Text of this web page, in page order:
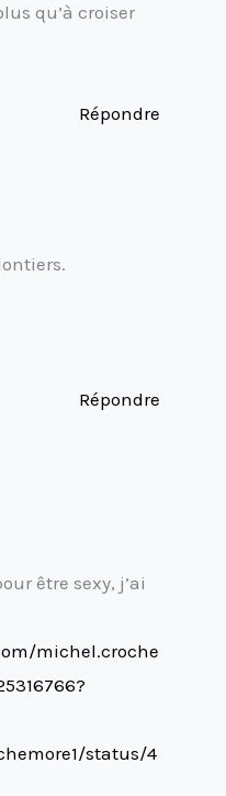
qu’à croiser
Répondre
Répondre
être sexy, j’ai
michel.croche
status/4